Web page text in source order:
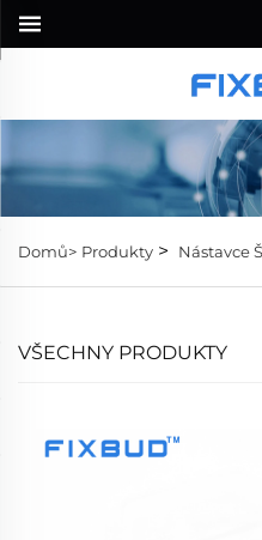
Domů> Produkty > Nástavce
VŠECHNY PRODUKTY